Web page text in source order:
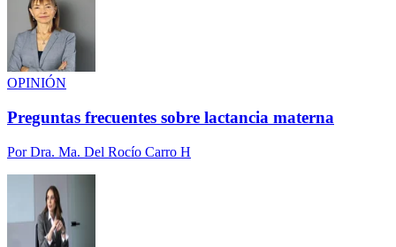
OPINIÓN
Preguntas frecuentes sobre lactancia materna
PorDra. Ma. Del Rocío Carro H